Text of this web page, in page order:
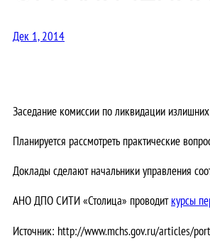
Дек 1, 2014
Заседание комиссии по ликвидации
Планируется рассмотреть практические
Доклады сделают начальники управления
АНО ДПО СИТИ «Столица» проводиткурсы
Источник: http://www.mchs.gov.ru/articles/